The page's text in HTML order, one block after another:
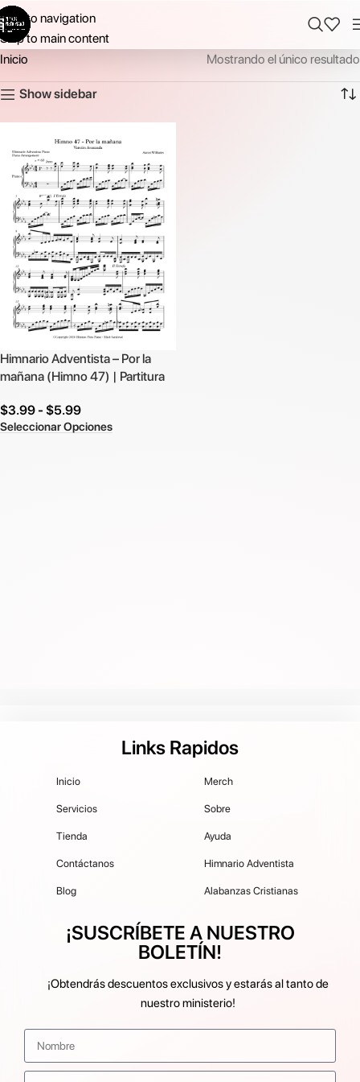
Skip to navigation
Skip to main content
Inicio
Mostrando el único resultado
Show sidebar
Himnario Adventista – Por la
mañana (Himno 47) | Partitura
$3.99 - $5.99
Seleccionar Opciones
Links Rapidos
Inicio
Servicios
Tienda
Contáctanos
Blog
Merch
Sobre
Ayuda
Himnario Adventista
Alabanzas Cristianas
¡SUSCRÍBETE A NUESTRO
BOLETÍN!
¡Obtendrás descuentos exclusivos y estarás al tanto de
nuestro ministerio!